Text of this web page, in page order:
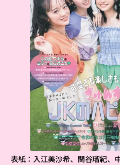
表紙：入江美沙希、関谷瑠紀、